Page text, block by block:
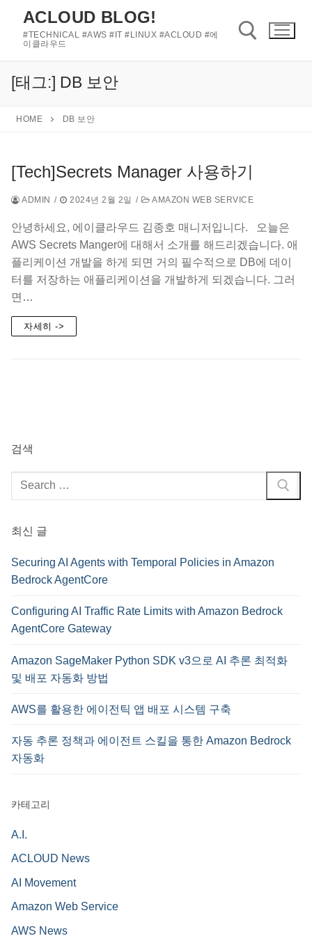
ACLOUD BLOG!
#TECHNICAL #AWS #IT #LINUX #ACLOUD #에
이클라우드
검색 :
[태그:] DB 보안
HOME DB 보안
[Tech]Secrets Manager 사용하기
ADMIN / 2024년 2월 2일 / AMAZON WEB SERVICE
안녕하세요, 에이클라우드 김종호 매니저입니다. 오늘은
AWS Secrets Manger에 대해서 소개를 해드리겠습니다. 애
플리케이션 개발을 하게 되면 거의 필수적으로 DB에 데이
터를 저장하는 애플리케이션을 개발하게 되겠습니다. 그러
면…
자세히 ->
검색
검
색
최신 글
Securing AI Agents with Temporal Policies in Amazon
Bedrock AgentCore
Configuring AI Traffic Rate Limits with Amazon Bedrock
AgentCore Gateway
Amazon SageMaker Python SDK v3으로 AI 추론 최적화
및 배포 자동화 방법
AWS를 활용한 에이전틱 앱 배포 시스템 구축
자동 추론 정책과 에이전트 스킬을 통한 Amazon Bedrock
자동화
카테고리
A.I.
ACLOUD News
AI Movement
Amazon Web Service
AWS News